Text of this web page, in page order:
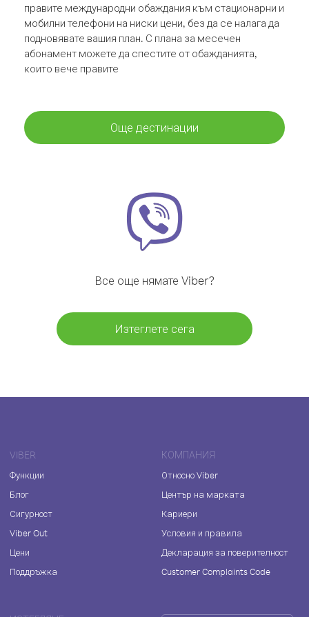
правите международни обаждания към стационарни и
мобилни телефони на ниски цени, без да се налага да
подновявате вашия план. С плана за месечен
абонамент можете да спестите от обажданията,
които вече правите
Още дестинации
Все още нямате Viber?
Изтеглете сега
VIBER
Функции
Блог
Сигурност
Viber Out
Цени
Поддръжка
КОМПАНИЯ
Относно Viber
Център на марката
Кариери
Условия и правила
Декларация за поверителност
Customer Complaints Code